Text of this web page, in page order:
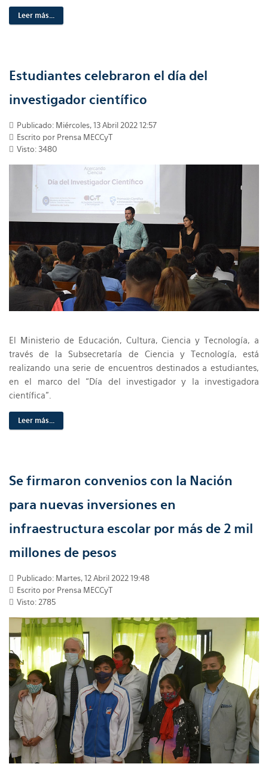
Leer más...
Estudiantes celebraron el día del
investigador científico
Publicado: Miércoles, 13 Abril 2022 12:57
Escrito por Prensa MECCyT
Visto: 3480
El Ministerio de Educación, Cultura, Ciencia y Tecnología, a
través de la Subsecretaría de Ciencia y Tecnología, está
realizando una serie de encuentros destinados a estudiantes,
en el marco del “Día del investigador y la investigadora
científica”.
Leer más...
Se firmaron convenios con la Nación
para nuevas inversiones en
infraestructura escolar por más de 2 mil
millones de pesos
Publicado: Martes, 12 Abril 2022 19:48
Escrito por Prensa MECCyT
Visto: 2785